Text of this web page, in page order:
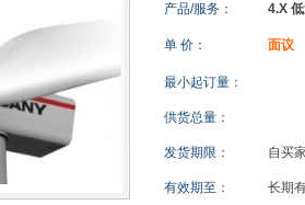
产品/服务： 4.X
单 价： 面议
最小起订量：
供货总量：
发货期限： 自买
有效期至： 长期